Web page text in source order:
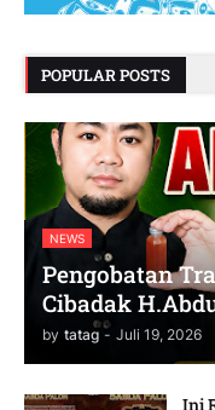
POPULAR POSTS
NEWS
Pengobatan
Cibadak
by tatag - Juli 19, 2026
Ini